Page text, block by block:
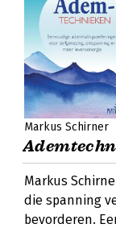
Markus Schirner
Markus
die spanning
bevorderen.